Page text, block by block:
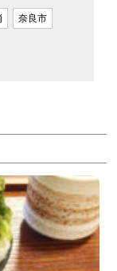
奈良市